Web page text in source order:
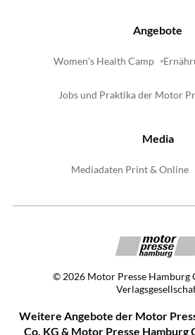
Angebote
Women's Health Camp
Jobs und Praktika der Motor
Media
Mediadaten Print & Online
© 2026 Motor Presse Hamburg
Weitere Angebote der Motor
Co. KG & Motor Presse Hamburg